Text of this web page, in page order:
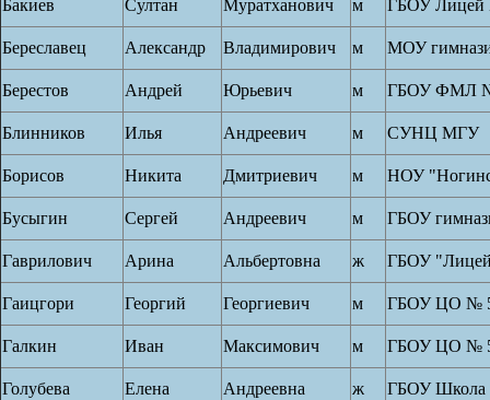
Бакиев Султан Муратханович м ГБОУ Лицей
Береславец Александр Владимирович м МОУ
Берестов Андрей Юрьевич м ГБОУ ФМЛ
Блинников Илья Андреевич м СУНЦ МГУ
Борисов Никита Дмитриевич м НОУ
Бусыгин Сергей Андреевич м ГБОУ
Гаврилович Арина Альбертовна ж ГБОУ
Гаицгори Георгий Георгиевич м ГБОУ ЦО №
Галкин Иван Максимович м ГБОУ ЦО №
Голубева Елена Андреевна ж ГБОУ Школа